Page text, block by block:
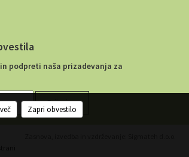
podpreti naša prizadevanja za
Zapri obvestilo